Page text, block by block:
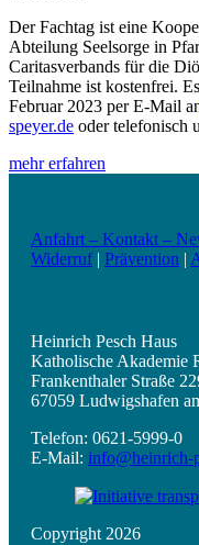
Der Fachtag ist eine
Abteilung Seelsorge in
Caritasverbands für die
Teilnahme ist kostenfrei.
Februar 2023 per E-Mail
speyer.de oder telefonisch
mehr erfahren
Anfahrt – Kontakt –
Widerruf| Prävention |
Heinrich Pesch Haus
Katholische Akademie
Frankenthaler Straße
67059 Ludwigshafen
Telefon: 0621-5999-0
E-Mail: info@heinrich-
Copyright 2026